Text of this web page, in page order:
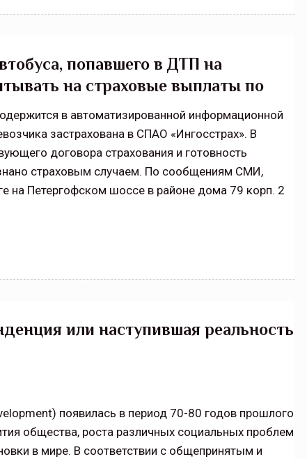
попавшего в ДТП на
на страховые выплаты по
в автоматизированной информационной
застрахована в СПАО «Ингосстрах». В
договора страхования и готовность
страховым случаем. По сообщениям СМИ,
на Петергофском шоссе в районе дома 79 корп. 2
или наступившая реальность
появилась в период 70-80 годов прошлого
общества, роста различных социальных проблем
в мире. В соответствии с общепринятым и
ОСАГО требует переосмысления
Нормативно-правовое регулирование страхового
рынка в России является одним из наиболее